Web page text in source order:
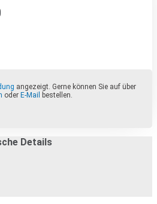
angezeigt. Gerne können Sie auf über
oder E-Mail
bestellen.
Details